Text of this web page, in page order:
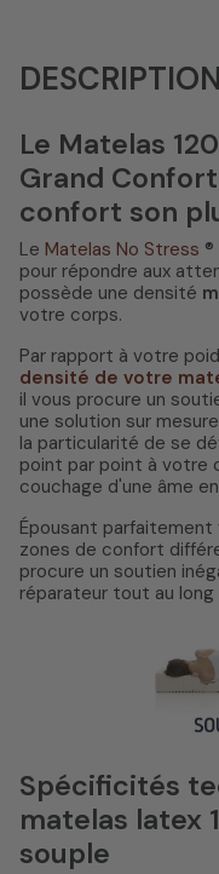
Le Matelas
Grand
confort son
Le Matelas No Stress
pour répondre aux
possède une densité
votre corps.
Par rapport à votre
densité de votre
il vous procure un
une solution sur
la particularité de se
point par point à votre
couchage d'une âme
Épousant
zones de confort
procure un soutien
réparateur tout au
Spécificités
matelas latex
souple